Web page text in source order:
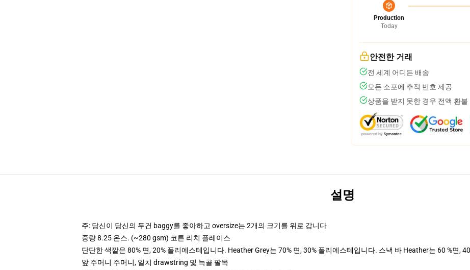
Production
Today
안전한 거래
전 세계 어디든 배송
모든 소포에 추적 번호 제공
상품을 받지 못한 경우 전액 환불
설명
주: 당신이 당신의 두건 baggy를 좋아하고 oversize는 2개의 크기를 위로 갑니다
중량 8.25 온스. (~280 gsm) 코튼 리치 플레이스
단단한 색깔은 80% 면, 20% 폴리에스테입니다. Heather Grey는 70% 면, 30% 폴리에스테입니다. 스낵 바 Heather는 60 %면,
앞 주머니 주머니, 일치 drawstring 및 늑골 팔목